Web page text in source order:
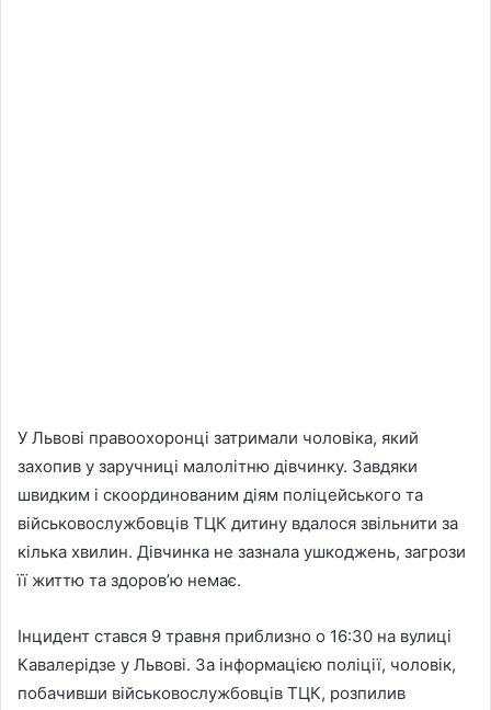
У Львові правоохоронці затримали чоловіка, який
захопив у заручниці малолітню дівчинку. Завдяки
швидким і скоординованим діям поліцейського та
військовослужбовців ТЦК дитину вдалося звільнити за
кілька хвилин. Дівчинка не зазнала ушкоджень, загрози
її життю та здоров’ю немає.
Інцидент стався 9 травня приблизно о 16:30 на вулиці
Кавалерідзе у Львові. За інформацією поліції, чоловік,
побачивши військовослужбовців ТЦК, розпилив